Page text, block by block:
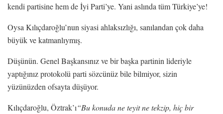
kendi partisine hem de İyi Parti’ye. Yani aslında tüm Türkiye’ye!
Oysa Kılıçdaroğlu’nun siyasi ahlaksızlığı, sanılandan çok daha
büyük ve katmanlıymış.
Düşünün. Genel Başkansınız ve bir başka partinin lideriyle
yaptığınız protokolü parti sözcünüz bile bilmiyor, sizin
yüzünüzden ofsayta düşüyor.
Kılıçdaroğlu, Öztrak’ı“Bu konuda ne teyit ne tekzip, hiç bir